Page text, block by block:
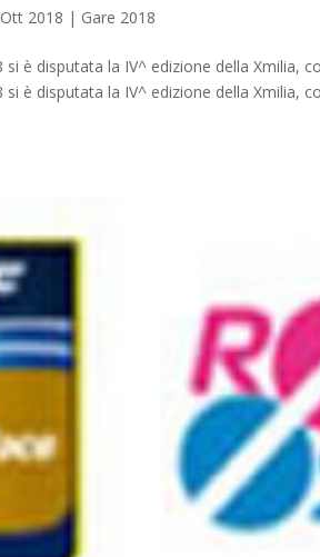
2018 | Gare 2018
è disputata la IV^ edizione della Xmilia,
è disputata la IV^ edizione della Xmilia,